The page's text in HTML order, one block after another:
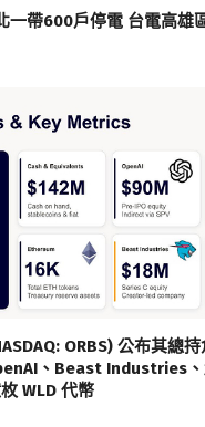
一帶600戶停電 台電高雄
ORBS) 公布其總
、Beast Industries
WLD 代幣